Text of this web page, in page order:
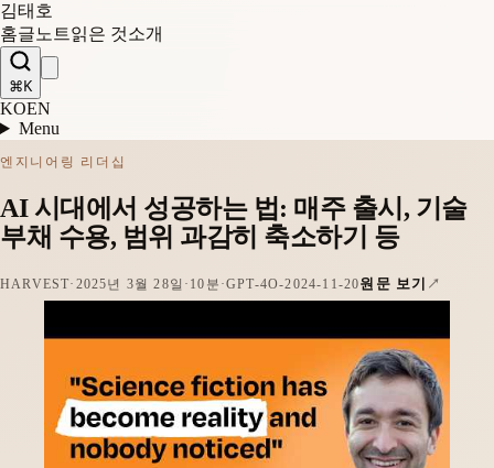
김태호
홈글 노트읽은 것소개
⌘K
KOEN
Menu
엔지니어링 리더십
AI 시대에서 성공하는 법: 매주 출시, 기술
부채 수용, 범위 과감히 축소하기 등
HARVEST· 2025년 3월 28일 · 10분 ·GPT-4O-2024-11-20원문 보기